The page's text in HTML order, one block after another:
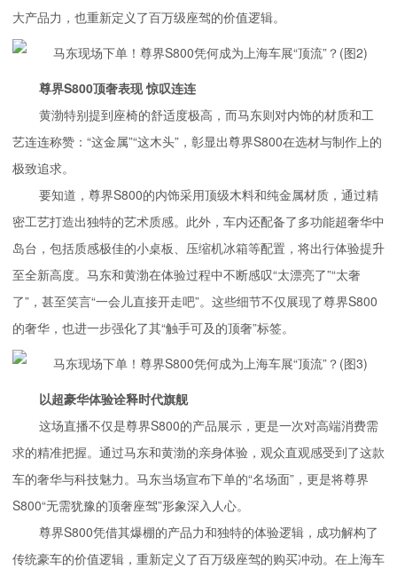
大产品力，也重新定义了百万级座驾的价值逻辑。
尊界S800顶奢表现 惊叹连连
黄渤特别提到座椅的舒适度极高，而马东则对内饰的材质和工
艺连连称赞：“这金属”“这木头”，彰显出尊界S800在选材与制作上的
极致追求。
要知道，尊界S800的内饰采用顶级木料和纯金属材质，通过精
密工艺打造出独特的艺术质感。此外，车内还配备了多功能超奢华中
岛台，包括质感极佳的小桌板、压缩机冰箱等配置，将出行体验提升
至全新高度。马东和黄渤在体验过程中不断感叹“太漂亮了”“太奢
了”，甚至笑言“一会儿直接开走吧”。这些细节不仅展现了尊界S800
的奢华，也进一步强化了其“触手可及的顶奢”标签。
以超豪华体验诠释时代旗舰
这场直播不仅是尊界S800的产品展示，更是一次对高端消费需
求的精准把握。通过马东和黄渤的亲身体验，观众直观感受到了这款
车的奢华与科技魅力。马东当场宣布下单的“名场面”，更是将尊界
S800“无需犹豫的顶奢座驾”形象深入人心。
尊界S800凭借其爆棚的产品力和独特的体验逻辑，成功解构了
传统豪车的价值逻辑，重新定义了百万级座驾的购买冲动。在上海车